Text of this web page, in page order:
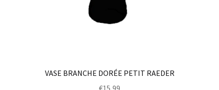
VASE BRANCHE DORÉE PETIT RAEDER
€15,99